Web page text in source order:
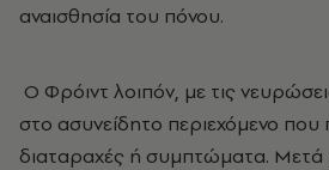
αναισθησία του πόνου.
Ο Φρόιντ λοιπόν, με τις
στο ασυνείδητο περιεχόμενο που
διαταραχές ή συμπτώματα. Μετά